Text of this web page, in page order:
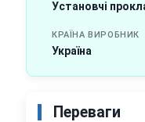
Установчі
КРАЇНА ВИРОБНИК
Україна
Переваги